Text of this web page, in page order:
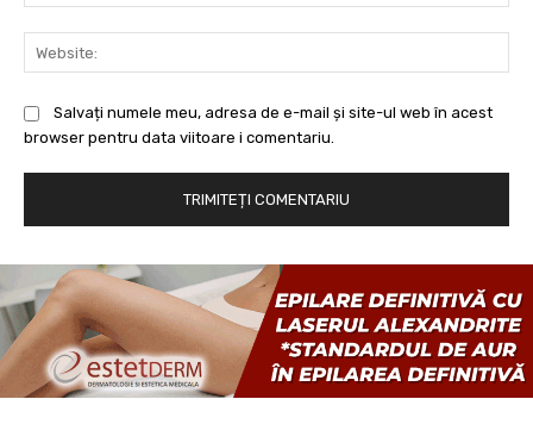
Salvați numele meu, adresa de e-mail și site-ul web în acest
browser pentru data viitoare i comentariu.